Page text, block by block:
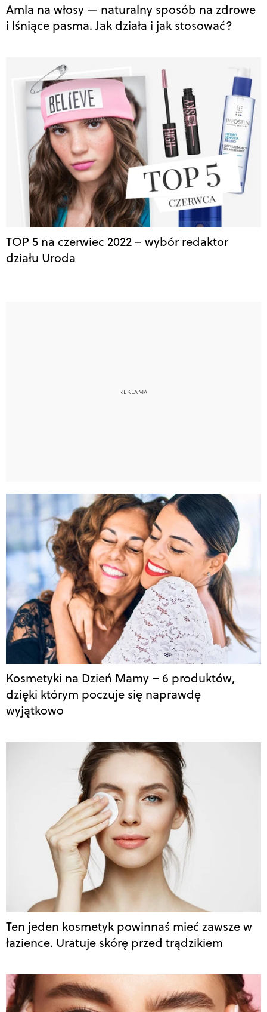
Amla na włosy — naturalny sposób na zdrowe
i lśniące pasma. Jak działa i jak stosować?
TOP 5 na czerwiec 2022 – wybór redaktor
działu Uroda
Kosmetyki na Dzień Mamy – 6 produktów,
dzięki którym poczuje się naprawdę
wyjątkowo
Ten jeden kosmetyk powinnaś mieć zawsze w
łazience. Uratuje skórę przed trądzikiem